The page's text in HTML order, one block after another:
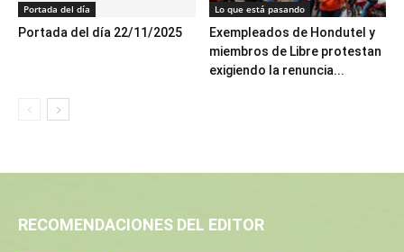
Portada del día
Portada del día 22/11/2025
Lo que está pasando
Exempleados de Hondutel y
miembros de Libre protestan
exigiendo la renuncia...
RECOMENDACIONES DEL EDITOR